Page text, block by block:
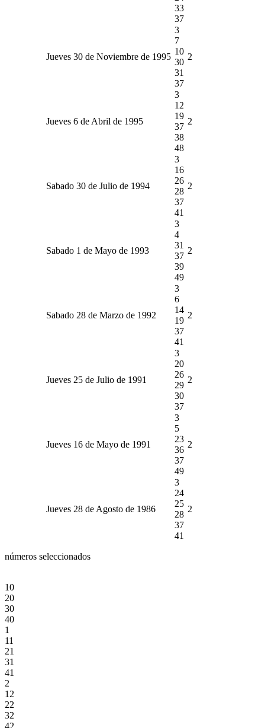
33
37
Jueves 30 de Noviembre de 1995
3
7
10
30
31
37
2
Jueves 6 de Abril de 1995
3
12
19
37
38
48
2
Sabado 30 de Julio de 1994
3
16
26
28
37
41
2
Sabado 1 de Mayo de 1993
3
4
31
37
39
49
2
Sabado 28 de Marzo de 1992
3
6
14
19
37
41
2
Jueves 25 de Julio de 1991
3
20
26
29
30
37
2
Jueves 16 de Mayo de 1991
3
5
23
36
37
49
2
Jueves 28 de Agosto de 1986
3
24
25
28
37
41
2
números seleccionados
10
20
30
40
1
11
21
31
41
2
12
22
32
42